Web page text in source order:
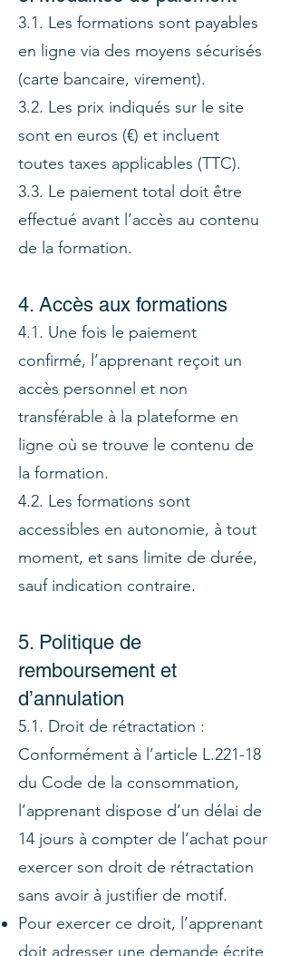
3.1. Les formations sont payables
en ligne via des moyens sécurisés
(carte bancaire, virement).
3.2. Les prix indiqués sur le site
sont en euros (€) et incluent
toutes taxes applicables (TTC).
3.3. Le paiement total doit être
effectué avant l’accès au contenu
de la formation.
4. Accès aux formations
4.1. Une fois le paiement
confirmé, l’apprenant reçoit un
accès personnel et non
transférable à la plateforme en
ligne où se trouve le contenu de
la formation.
4.2. Les formations sont
accessibles en autonomie, à tout
moment, et sans limite de durée,
sauf indication contraire.
5. Politique de
remboursement et
d’annulation
5.1. Droit de rétractation :
Conformément à l’article L.221-18
du Code de la consommation,
l’apprenant dispose d’un délai de
14 jours à compter de l’achat pour
exercer son droit de rétractation
sans avoir à justifier de motif.
Pour exercer ce droit, l’apprenant
doit adresser une demande écrite